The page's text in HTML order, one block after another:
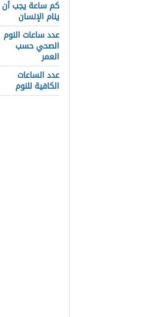
كم ساعة يجب أن
ينام الإنسان
عدد ساعات النوم
الصحي حسب
العمر
عدد الساعات
الكافية للنوم